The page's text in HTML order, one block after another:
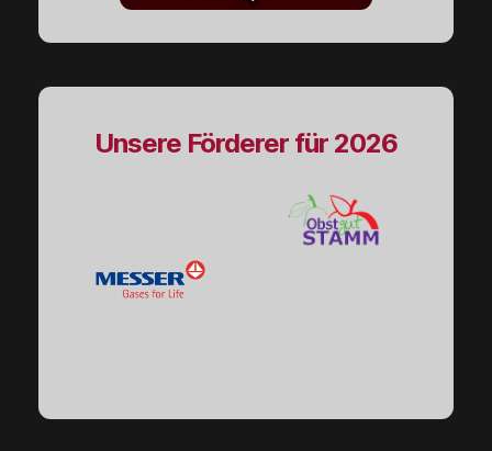
Unsere Förderer für 2026